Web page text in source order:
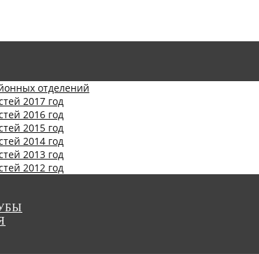
отделений
2017 год
2016 год
2015 год
2014 год
2013 год
2012 год